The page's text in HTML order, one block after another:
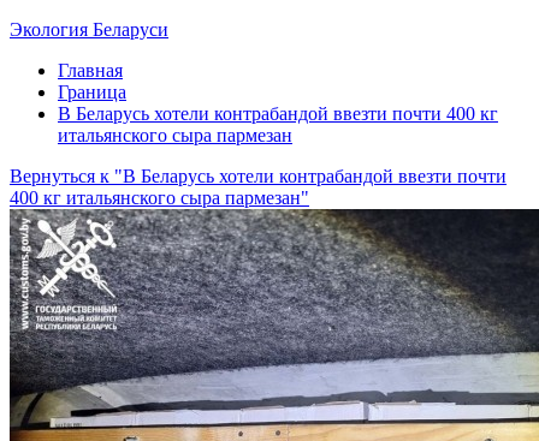
Экология Беларуси
Главная
Граница
В Беларусь хотели контрабандой ввезти почти 400 кг
итальянского сыра пармезан
Вернуться к "В Беларусь хотели контрабандой ввезти почти
400 кг итальянского сыра пармезан"